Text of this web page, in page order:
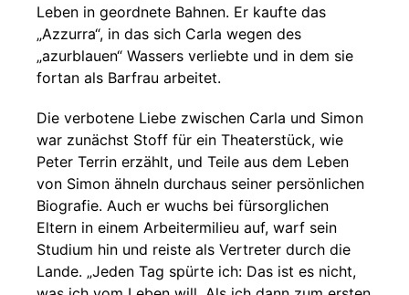
Leben in geordnete Bahnen. Er kaufte das
„Azzurra“, in das sich Carla wegen des
„azurblauen“ Wassers verliebte und in dem sie
fortan als Barfrau arbeitet.
Die verbotene Liebe zwischen Carla und Simon
war zunächst Stoff für ein Theaterstück, wie
Peter Terrin erzählt, und Teile aus dem Leben
von Simon ähneln durchaus seiner persönlichen
Biografie. Auch er wuchs bei fürsorglichen
Eltern in einem Arbeitermilieu auf, warf sein
Studium hin und reiste als Vertreter durch die
Lande. „Jeden Tag spürte ich: Das ist es nicht,